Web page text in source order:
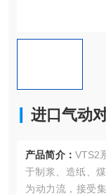
进口气动
产品简介： VTS2
于制浆、造纸、
为动力流，接受